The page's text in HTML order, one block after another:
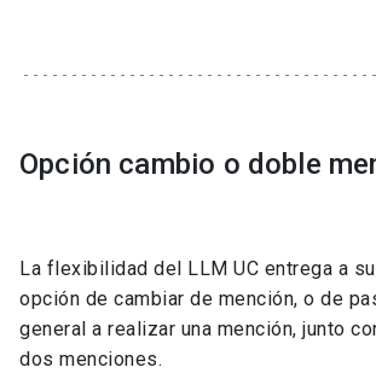
Opción cambio o doble
La flexibilidad del LLM UC entrega a
opción de cambiar de mención, o de
general a realizar una mención, junto
dos menciones.